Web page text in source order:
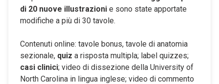
di 20 nuove illustrazioni e sono state apportate
modifiche a più di 30 tavole.
Contenuti online: tavole bonus, tavole di anatomia
sezionale, quiz a risposta multipla; label quizzes;
casi clinici; video di dissezione della University of
North Carolina in lingua inglese; video di commento